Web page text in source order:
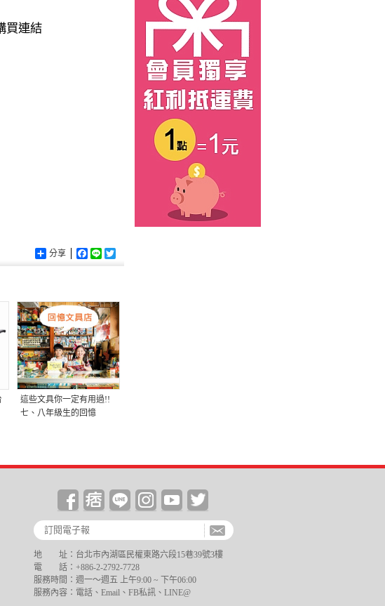
買連結
分享 Facebook
Line
這些文具你一定有用過!!
七、八年級生的回憶
地 址：台北市內湖區民權東路六段15巷39號3樓
電 話：+886-2-2792-7728
服務時間：週一～週五 上午9:00 ~ 下午06:00
服務內容：電話、Email、FB私訊、LINE@